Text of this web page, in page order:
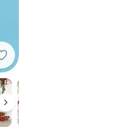
Sawary Jeans - Calça Jeans